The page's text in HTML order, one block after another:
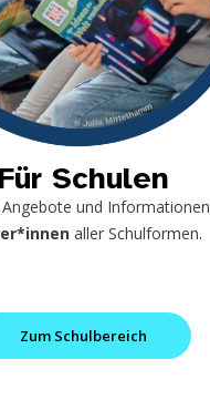
Für Schulen
Angebote und Informationen
aller Schulformen.
Zum Schulbereich